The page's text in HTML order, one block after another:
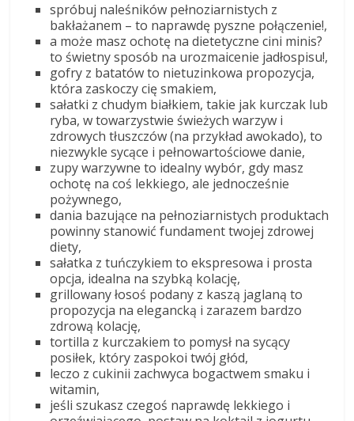
spróbuj naleśników pełnoziarnistych z
bakłażanem – to naprawdę pyszne połączenie!,
a może masz ochotę na dietetyczne cini minis?
to świetny sposób na urozmaicenie jadłospisu!,
gofry z batatów to nietuzinkowa propozycja,
która zaskoczy cię smakiem,
sałatki z chudym białkiem, takie jak kurczak lub
ryba, w towarzystwie świeżych warzyw i
zdrowych tłuszczów (na przykład awokado), to
niezwykle sycące i pełnowartościowe danie,
zupy warzywne to idealny wybór, gdy masz
ochotę na coś lekkiego, ale jednocześnie
pożywnego,
dania bazujące na pełnoziarnistych produktach
powinny stanowić fundament twojej zdrowej
diety,
sałatka z tuńczykiem to ekspresowa i prosta
opcja, idealna na szybką kolację,
grillowany łosoś podany z kaszą jaglaną to
propozycja na elegancką i zarazem bardzo
zdrową kolację,
tortilla z kurczakiem to pomysł na sycący
posiłek, który zaspokoi twój głód,
leczo z cukinii zachwyca bogactwem smaku i
witamin,
jeśli szukasz czegoś naprawdę lekkiego i